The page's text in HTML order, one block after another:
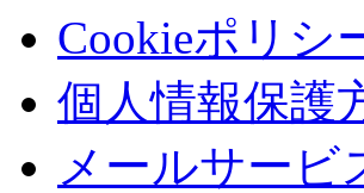
Cookieポリシ
個人情報保護
メールサービ